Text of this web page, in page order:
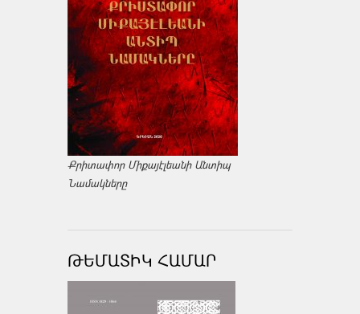
Քրիտափոր Միքայէլեանի Անտիպ
Նամակները
ԹԵՄԱՏԻԿ ՀԱՄԱՐ